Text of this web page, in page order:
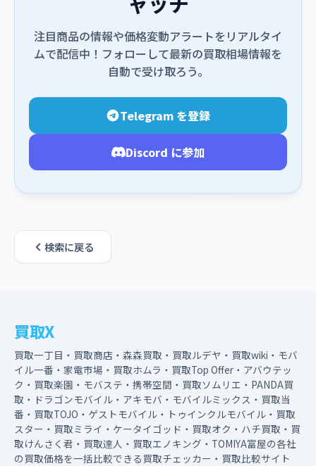
注目商品の情報や価格変動アラートをリアルタイ
ムで配信中！フォローして最新の買取相場情報を
自動で受け取ろう。
Telegram を登録
Discord に参加
検索に戻る
買取X
買取一丁目・買取商店・森森買取・買取ルデヤ・買取wiki・モバ
イル一番・家電市場・買取ホムラ・買取Top Offer・アバウテッ
ク・買取楽園・モバステ・携帯空間・買取ソムリエ・PANDA買
取・ドラゴンモバイル・アキモバ・モバイルミックス・買取当
番・買取TOJO・ゲストモバイル・トゥインクルモバイル・買取
スター・買取ミライ・ケータイゴッド・買取オク・ハチ買取・買
取けんさく君・買取達人・買取エノキング・TOMIYA富屋の各社
の買取価格を一括比較できる買取チェッカー・買取比較サイト